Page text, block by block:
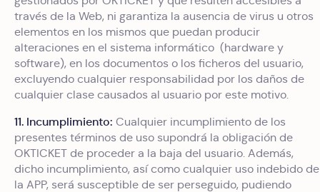
través de la Web, ni garantiza la ausencia de virus u otros
elementos en los mismos que puedan producir
alteraciones en el sistema informático (hardware y
software), en los documentos o los ficheros del usuario,
excluyendo cualquier responsabilidad por los daños de
cualquier clase causados al usuario por este motivo.
11. Incumplimiento: Cualquier incumplimiento de los
presentes términos de uso supondrá la obligación de
OKTICKET de proceder a la baja del usuario. Además,
dicho incumplimiento, así como cualquier uso indebido de
la APP, será susceptible de ser perseguido, pudiendo